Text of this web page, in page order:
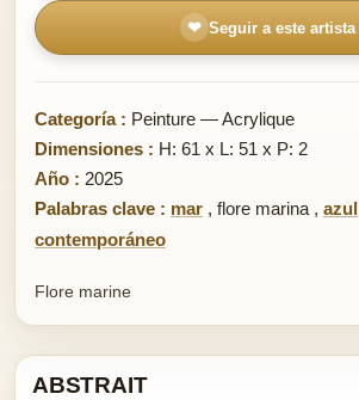
❤ Seguir a este artista
Categoría : Peinture — Acrylique
Dimensiones : H: 61 x L: 51 x P: 2
Año : 2025
Palabras clave : mar , flore marina , azul
contemporáneo
Flore marine
ABSTRAIT